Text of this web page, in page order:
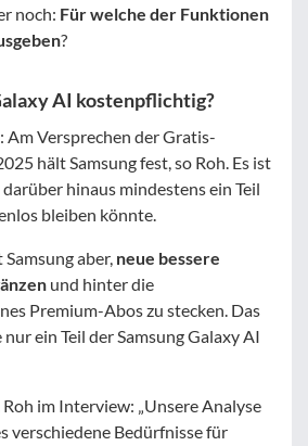
noch: Für welche der Funktionen
?
AI kostenpflichtig?
Am Versprechen der Gratis-
hält Samsung fest, so Roh. Es ist
hinaus mindestens ein Teil
bleiben könnte.
aber, neue bessere
und hinter die
Premium-Abos zu stecken. Das
ein Teil der Samsung Galaxy AI
im Interview: „Unsere Analyse
verschiedene Bedürfnisse für